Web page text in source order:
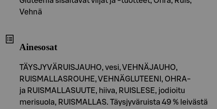
Vehnä
Ainesosat
TÄYSJYVÄRUISJAUHO, vesi, VEHNÄJAUHO,
RUISMALLASROUHE, VEHNÄGLUTEENI, OHRA-
ja RUISMALLASUUTE, hiiva, RUISLESE, jodioitu
merisuola, RUISMALLAS. Täysjyväruista 49 % leivästä